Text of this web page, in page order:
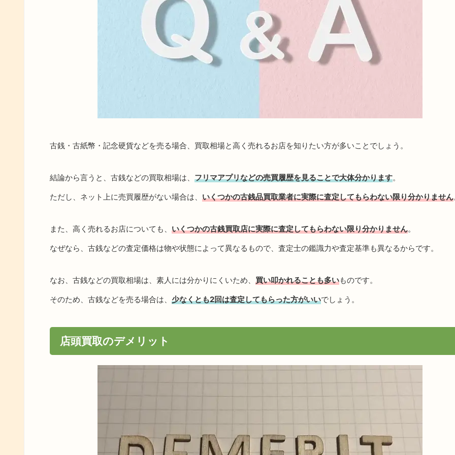
古銭・古紙幣・記念硬貨などを売る場合、買取相場と高く売れるお店を知りたい方が多いことでしょう。
結論から言うと、古銭などの買取相場は、 フリマアプリなどの売買履歴を見ることで大体分かります。
ただし、ネット上に売買履歴がない場合は、 いくつかの古銭品買取業者に実際に査定してもらわない限り分かりません
また、高く売れるお店についても、 いくつかの古銭買取店に実際に査定してもらわない限り分かりません。
なぜなら、古銭などの査定価格は物や状態によって異なるもので、査定士の鑑識力や査定基準も異なるからです。
なお、古銭などの買取相場は、素人には分かりにくいため、 買い叩かれることも多いものです。
そのため、古銭などを売る場合は、 少なくとも2回は査定してもらった方がいいでしょう。
店頭買取のデメリット